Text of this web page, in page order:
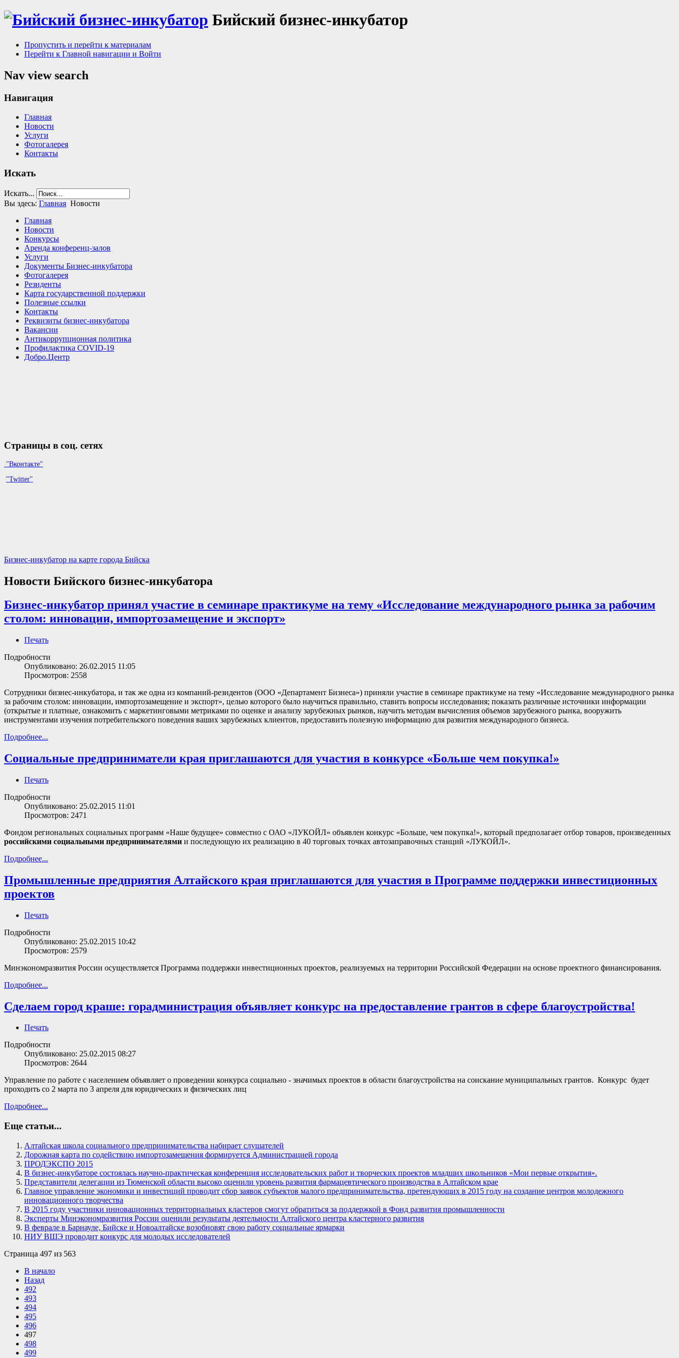
Бийский бизнес-инкубатор
Пропустить и перейти к материалам
Перейти к Главной навигации и Войти
Nav view search
Навигация
Главная
Новости
Услуги
Фотогалерея
Контакты
Искать
Искать...
Вы здесь: Главная Новости
Главная
Новости
Конкурсы
Аренда конференц-залов
Услуги
Документы Бизнес-инкубатора
Фотогалерея
Резиденты
Карта государственной поддержки
Полезные ссылки
Контакты
Реквизиты бизнес-инкубатора
Вакансии
Антикоррупционная политика
Профилактика COVID-19
Добро.Центр
Страницы в соц. сетях
"Вконтакте"
"Twitter"
Бизнес-инкубатор на карте города Бийска
Новости Бийского бизнес-инкубатора
Бизнес-инкубатор принял участие в семинаре практикуме на тему «Исследование международного рынка за рабочим
столом: инновации, импортозамещение и экспорт»
Печать
Подробности
Опубликовано: 26.02.2015 11:05
Просмотров: 2558
Сотрудники бизнес-инкубатора, и так же одна из компаний-резидентов (ООО «Департамент Бизнеса») приняли участие в семинаре практикуме на тему «Исследование международного рынка
за рабочим столом: инновации, импортозамещение и экспорт», целью которого было научиться правильно, ставить вопросы исследования; показать различные источники информации
(открытые и платные, ознакомить с маркетинговыми метриками по оценке и анализу зарубежных рынков, научить методам вычисления объемов зарубежного рынка, вооружить
инструментами изучения потребительского поведения ваших зарубежных клиентов, предоставить полезную информацию для развития международного бизнеса.
Подробнее...
Социальные предприниматели края приглашаются для участия в конкурсе «Больше чем покупка!»
Печать
Подробности
Опубликовано: 25.02.2015 11:01
Просмотров: 2471
Фондом региональных социальных программ «Наше будущее» совместно с ОАО «ЛУКОЙЛ» объявлен конкурс «Больше, чем покупка!», который предполагает отбор товаров, произведенных
российскими социальными предпринимателями и последующую их реализацию в 40 торговых точках автозаправочных станций «ЛУКОЙЛ».
Подробнее...
Промышленные предприятия Алтайского края приглашаются для участия в Программе поддержки инвестиционных
проектов
Печать
Подробности
Опубликовано: 25.02.2015 10:42
Просмотров: 2579
Минэкономразвития России осуществляется Программа поддержки инвестиционных проектов, реализуемых на территории Российской Федерации на основе проектного финансирования.
Подробнее...
Сделаем город краше: горадминистрация объявляет конкурс на предоставление грантов в сфере благоустройства!
Печать
Подробности
Опубликовано: 25.02.2015 08:27
Просмотров: 2644
Управление по работе с населением объявляет о проведении конкурса социально - значимых проектов в области благоустройства на соискание муниципальных грантов. Конкурс будет
проходить со 2 марта по 3 апреля для юридических и физических лиц
Подробнее...
Еще статьи...
Алтайская школа социального предпринимательства набирает слушателей
Дорожная карта по содействию импортозамещения формируется Администрацией города
ПРОДЭКСПО 2015
В бизнес-инкубаторе состоялась научно-практическая конференция исследовательских работ и творческих проектов младших школьников «Мои первые открытия».
Представители делегации из Тюменской области высоко оценили уровень развития фармацевтического производства в Алтайском крае
Главное управление экономики и инвестиций проводит сбор заявок субъектов малого предпринимательства, претендующих в 2015 году на создание центров молодежного
инновационного творчества
В 2015 году участники инновационных территориальных кластеров смогут обратиться за поддержкой в Фонд развития промышленности
Эксперты Минэкономразвития России оценили результаты деятельности Алтайского центра кластерного развития
В феврале в Барнауле, Бийске и Новоалтайске возобновят свою работу социальные ярмарки
НИУ ВШЭ проводит конкурс для молодых исследователей
Страница 497 из 563
В начало
Назад
492
493
494
495
496
497
498
499